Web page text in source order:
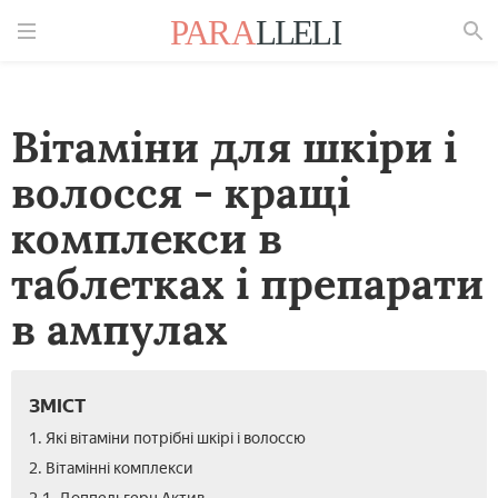
Вітаміни для шкіри і
волосся - кращі
комплекси в
таблетках і препарати
в ампулах
ЗМІСТ
1. Які вітаміни потрібні шкірі і волоссю
2. Вітамінні комплекси